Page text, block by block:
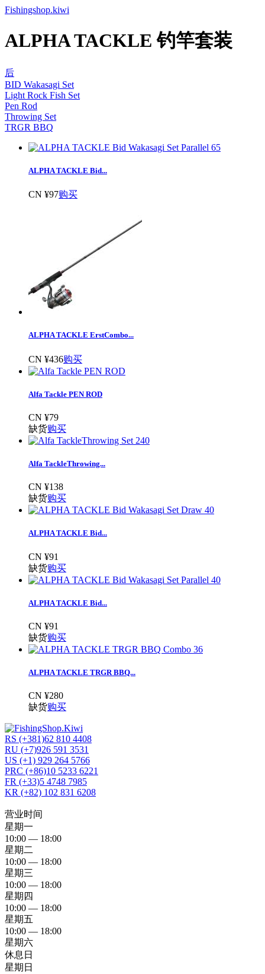
Fishingshop.kiwi
ALPHA TACKLE 钓竿套装
后
BID Wakasagi Set
Light Rock Fish Set
Pen Rod
Throwing Set
TRGR BBQ
ALPHA TACKLE Bid...
CN ¥97购买
ALPHA TACKLE ErstCombo...
CN ¥436购买
Alfa Tackle PEN ROD
CN ¥79
缺货购买
Alfa TackleThrowing...
CN ¥138
缺货购买
ALPHA TACKLE Bid...
CN ¥91
缺货购买
ALPHA TACKLE Bid...
CN ¥91
缺货购买
ALPHA TACKLE TRGR BBQ...
CN ¥280
缺货购买
RS (+381)62 810 4408
RU (+7)926 591 3531
US (+1) 929 264 5766
PRC (+86)10 5233 6221
FR (+33)5 4748 7985
KR (+82) 102 831 6208
营业时间
星期一
10:00 — 18:00
星期二
10:00 — 18:00
星期三
10:00 — 18:00
星期四
10:00 — 18:00
星期五
10:00 — 18:00
星期六
休息日
星期日